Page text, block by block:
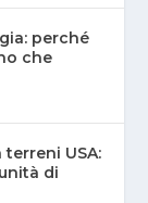
perché
che
USA:
di